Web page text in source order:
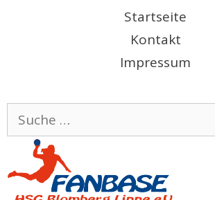
Startseite
Kontakt
Impressum
Suche
nach: